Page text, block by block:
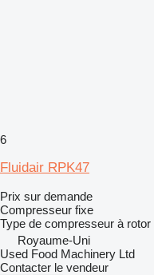
6
Fluidair RPK47
Prix sur demande
Compresseur fixe
Type de compresseur à rotor
Royaume-Uni
Used Food Machinery Ltd
Contacter le vendeur